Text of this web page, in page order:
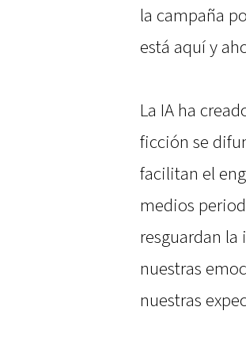
la campaña
está aquí y
La IA ha
ficción se
facilitan el
medios
resguardan
nuestras
nuestras